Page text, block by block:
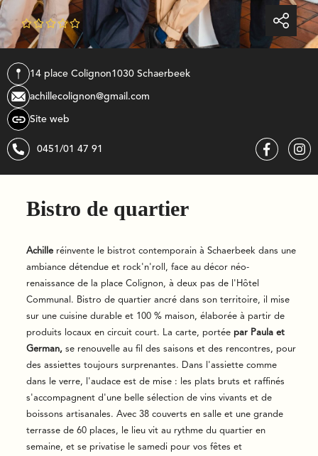
 
14 place Colignon1030 schaerbeek
achillecolignon@gmail.com
Site web
0451/01 47 91
Bistro de quartier
Achilleréinvente le bistrot contemporain à Schaerbeek dans une
ambiance détendue et rock'n'roll, face au décor néo-
renaissance de la place Colignon, à deux pas de l'Hôtel
Communal. Bistro de quartier ancré dans son territoire, il mise
sur une cuisine durable et 100 % maison, élaborée à partir de
produits locaux en circuit court. La carte, portée par Paula et
German, se renouvelle au fil des saisons et des rencontres, pour
des assiettes toujours surprenantes. Dans l'assiette comme
dans le verre, l'audace est de mise : les plats bruts et raffinés
s'accompagnent d'une belle sélection de vins vivants et de
boissons artisanales. Avec 38 couverts en salle et une grande
terrasse de 60 places, le lieu vit au rythme du quartier en
semaine, et se privatise le samedi pour vos fêtes et